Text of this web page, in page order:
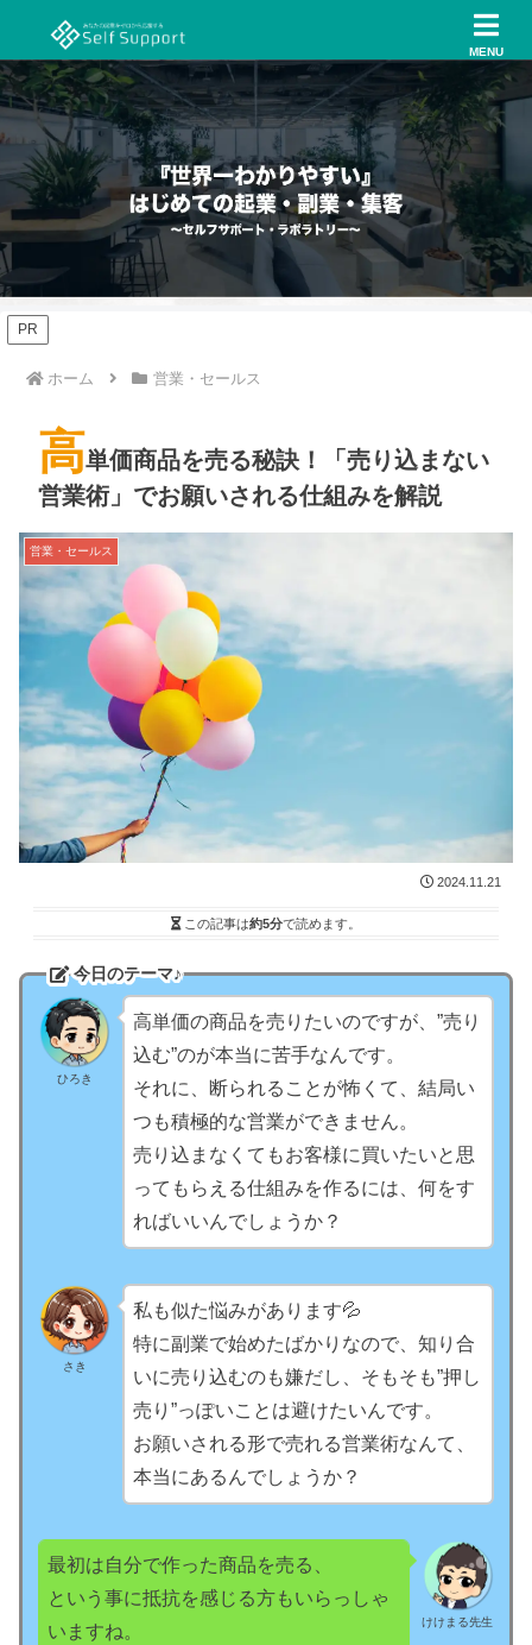
MENU
PR
ホーム 営業・セールス
高単価商品を売る秘訣！「売り込まない
営業術」でお願いされる仕組みを解説
営業・セールス
2024.11.21
この記事は約5分で読めます。
今日のテーマ♪
ひろき
高単価の商品を売りたいのですが、”売り
込む”のが本当に苦手なんです。
それに、断られることが怖くて、結局い
つも積極的な営業ができません。
売り込まなくてもお客様に買いたいと思
ってもらえる仕組みを作るには、何をす
ればいいんでしょうか？
さき
私も似た悩みがあります💦
特に副業で始めたばかりなので、知り合
いに売り込むのも嫌だし、そもそも”押し
売り”っぽいことは避けたいんです。
お願いされる形で売れる営業術なんて、
本当にあるんでしょうか？
けけまる先生
最初は自分で作った商品を売る、
という事に抵抗を感じる方もいらっしゃ
いますね。